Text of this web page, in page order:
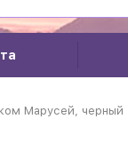
Марусей, черный